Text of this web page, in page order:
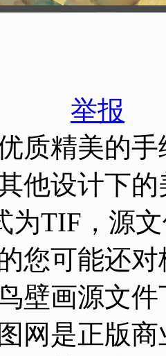
举报
质精美的
他设计下
为TIF，源
您可能还
壁画源文
图网是正版